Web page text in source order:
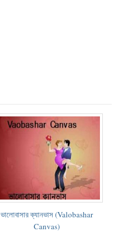
ভালোবাসার ক্যানভাস (Valobashar
Canvas)